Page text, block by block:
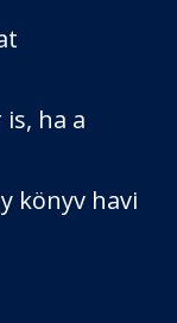
ha a
könyv havi